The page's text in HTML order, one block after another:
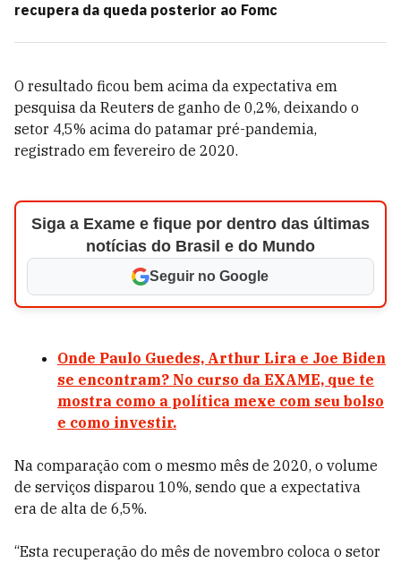
recupera da queda posterior ao Fomc
O resultado ficou bem acima da expectativa em
pesquisa da Reuters de ganho de 0,2%, deixando o
setor 4,5% acima do patamar pré-pandemia,
registrado em fevereiro de 2020.
Siga a Exame e fique por dentro das últimas
notícias do Brasil e do Mundo
Seguir no Google
Onde Paulo Guedes, Arthur Lira e Joe Biden
se encontram? No curso da EXAME, que te
mostra como a política mexe com seu bolso
e como investir.
Na comparação com o mesmo mês de 2020, o volume
de serviços disparou 10%, sendo que a expectativa
era de alta de 6,5%.
“Esta recuperação do mês de novembro coloca o setor